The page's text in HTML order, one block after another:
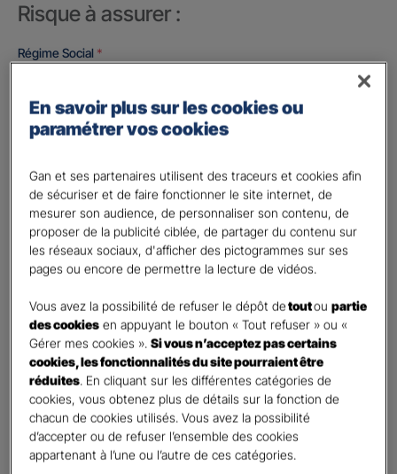
Risque à assurer :
Régime Social *
Régime des travailleurs non - salariés
Régime Agricole
Bénéficiaire(s) *
Moi
Conjoint
Enfant(s)
à les déclarer à votre Agent.
Vos informations :
Etes-vous déjà client Gan assurances ?*
Oui
Non
Civilité *
En savoir plus sur les cookies ou
paramétrer vos cookies
Gan et ses partenaires utilisent des traceurs et cookies afin
de sécuriser et de faire fonctionner le site internet, de
mesurer son audience, de personnaliser son contenu, de
proposer de la publicité ciblée, de partager du contenu sur
les réseaux sociaux, d'afficher des pictogrammes sur ses
pages ou encore de permettre la lecture de vidéos.
Vous avez la possibilité de refuser le dépôt detoutoupartie
des cookies en appuyant le bouton « Tout refuser » ou «
Gérer mes cookies ».Si vous n’acceptez pas certains
cookies, les fonctionnalités du site pourraient être
réduites. En cliquant sur les différentes catégories de
cookies, vous obtenez plus de détails sur la fonction de
chacun de cookies utilisés. Vous avez la possibilité
d’accepter ou de refuser l’ensemble des cookies
appartenant à l’une ou l’autre de ces catégories.